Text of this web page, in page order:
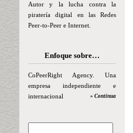
Autor y la lucha contra la
piratería digital en las Redes
Peer-to-Peer e Internet.
Enfoque sobre…
CoPeerRight Agency. Una
empresa independiente e
internacional
» Continua